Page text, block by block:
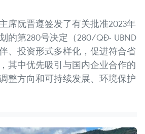
席阮晋遵签发了有关批准2023年
的第280号决定（280/QĐ- UBND
、投资形式多样化，促进符合省
其中优先吸引与国内企业合作的
整方向和可持续发展、环境保护